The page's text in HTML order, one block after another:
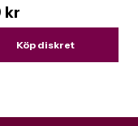
kr
Köp diskret